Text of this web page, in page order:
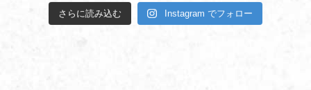
さらに読み込む Instagram でフォロー